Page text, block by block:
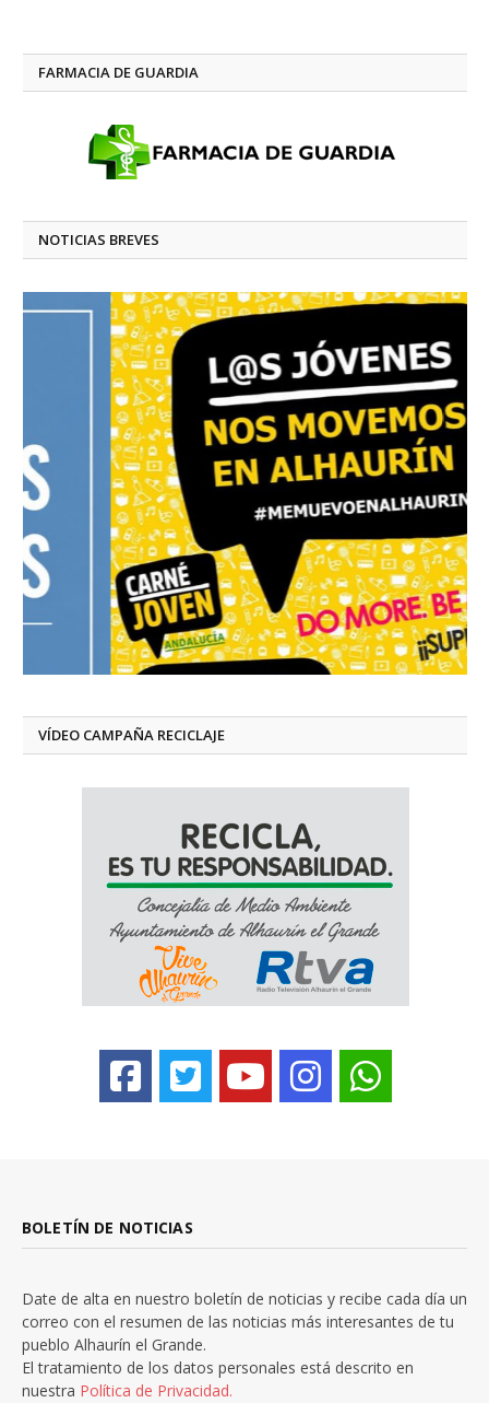
FARMACIA DE GUARDIA
NOTICIAS BREVES
VÍDEO CAMPAÑA RECICLAJE
BOLETÍN DE NOTICIAS
Date de alta en nuestro boletín de noticias y recibe cada día un
correo con el resumen de las noticias más interesantes de tu
pueblo Alhaurín el Grande.
El tratamiento de los datos personales está descrito en
nuestra Política de Privacidad.